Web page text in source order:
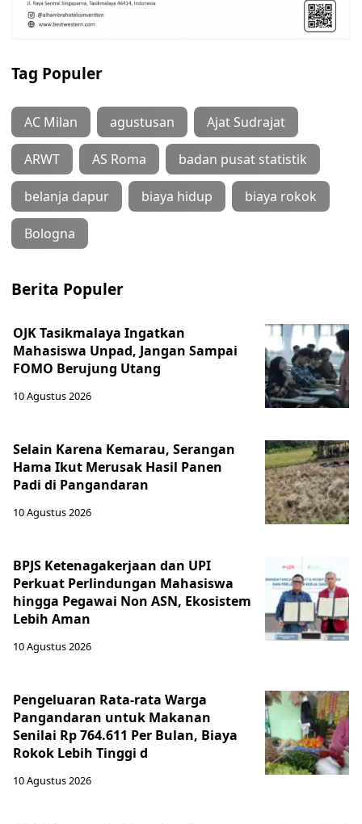
Tag Populer
AC Milan agustusan Ajat Sudrajat
ARWT AS Roma badan pusat statistik
belanja dapur biaya hidup biaya rokok
Bologna
Berita Populer
OJK Tasikmalaya Ingatkan
Mahasiswa Unpad, Jangan Sampai
FOMO Berujung Utang
10 Agustus 2026
Selain Karena Kemarau, Serangan
Hama Ikut Merusak Hasil Panen
Padi di Pangandaran
10 Agustus 2026
BPJS Ketenagakerjaan dan UPI
Perkuat Perlindungan Mahasiswa
hingga Pegawai Non ASN, Ekosistem
Lebih Aman
10 Agustus 2026
Pengeluaran Rata-rata Warga
Pangandaran untuk Makanan
Senilai Rp 764.611 Per Bulan, Biaya
Rokok Lebih Tinggi d
10 Agustus 2026